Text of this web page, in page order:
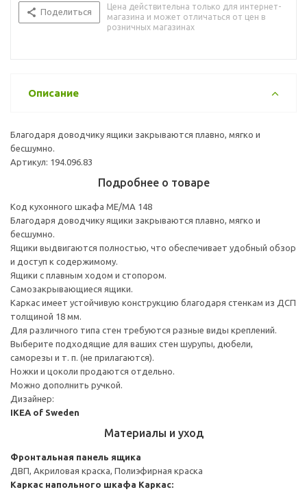
Поделиться
Цена действительна только для интернет-
магазина и может отличаться от цен в
розничных магазинах
Описание
Благодаря доводчику ящики закрываются плавно, мягко и
бесшумно.
Артикул: 194.096.83
Подробнее о товаре
Код кухонного шкафа ME/MA 148
Благодаря доводчику ящики закрываются плавно, мягко и
бесшумно.
Ящики выдвигаются полностью, что обеспечивает удобный обзор
и доступ к содержимому.
Ящики с плавным ходом и стопором.
Самозакрывающиеся ящики.
Каркас имеет устойчивую конструкцию благодаря стенкам из ДСП
толщиной 18 мм.
Для различного типа стен требуются разные виды креплений.
Выберите подходящие для ваших стен шурупы, дюбели,
саморезы и т. п. (не прилагаются).
Ножки и цоколи продаются отдельно.
Можно дополнить ручкой.
Дизайнер:
IKEA of Sweden
Материалы и уход
Фронтальная панель ящика
ДВП, Акриловая краска, Полиэфирная краска
Каркас напольного шкафа Каркас: